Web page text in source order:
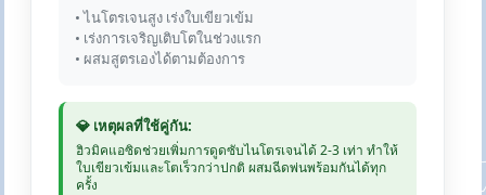
• ไนโตรเจนสูง เร่งใบเขียวเข้ม
• เร่งการเจริญเติบโตในช่วงแรก
• ผสมสูตรเองได้ตามต้องการ
💎 เหตุผลที่ใช้คู่กัน:
ฮิวมิคแอซิดช่วยเพิ่มการดูดซับไนโตรเจนได้ 2-3 เท่า ทำให้
ใบเขียวเข้มและโตเร็วกว่าปกติ ผสมฉีดพ่นพร้อมกันได้ทุก
ครั้ง